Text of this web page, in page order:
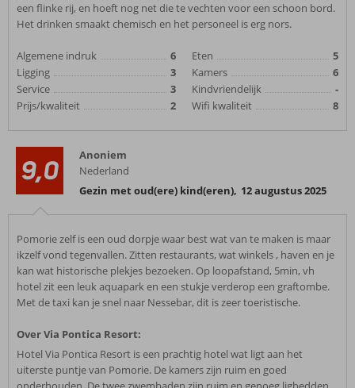
een flinke rij, en hoeft nog net die te vechten voor een schoon bord.
Het drinken smaakt chemisch en het personeel is erg nors.
Algemene indruk
6
Ligging
3
Service
3
Prijs/kwaliteit
2
Eten
5
Kamers
6
Kindvriendelijk
-
Wifi kwaliteit
8
9,0
Anoniem
Nederland
Gezin met oud(ere) kind(eren), 12 augustus 2025
Pomorie zelf is een oud dorpje waar best wat van te maken is maar
ikzelf vond tegenvallen. Zitten restaurants, wat winkels , haven en je
kan wat historische plekjes bezoeken. Op loopafstand, 5min, vh
hotel zit een leuk aquapark en een stukje verderop een graftombe.
Met de taxi kan je snel naar Nessebar, dit is zeer toeristische.
Over Via Pontica Resort:
Hotel Via Pontica Resort is een prachtig hotel wat ligt aan het
uiterste puntje van Pomorie. De kamers zijn ruim en goed